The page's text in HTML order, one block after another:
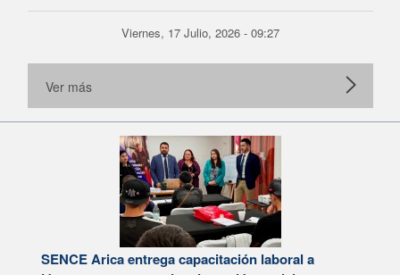
Viernes, 17 Julio, 2026 - 09:27
Ver más
SENCE Arica entrega capacitación laboral a